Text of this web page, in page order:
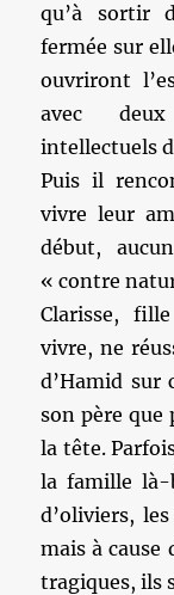
qu’à sortir
fermée sur
ouvriront
avec deux
intellectuels
Puis il
vivre leur
début,
« contre
Clarisse,
vivre, ne
d’Hamid sur
son père
la tête.
la famille là-
d’oliviers,
mais à cause
tragiques, ils